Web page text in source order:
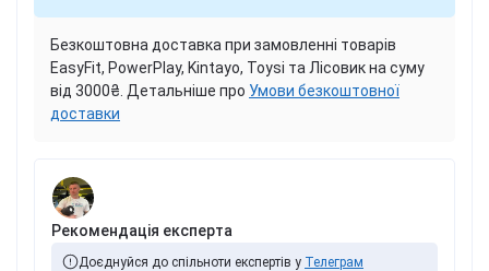
Безкоштовна доставка при замовленні товарів
EasyFit, PowerPlay, Kintayo, Toysi та Лісовик на суму
від 3000₴. Детальніше про Умови безкоштовної
доставки
Рекомендація експерта
Доєднуйся до спільноти експертів у Телеграм